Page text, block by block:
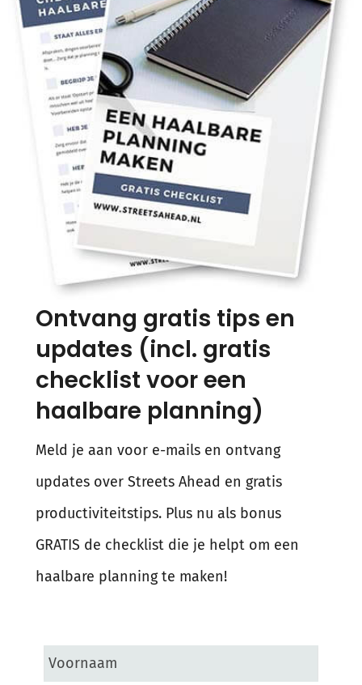
Ontvang gratis tips en
updates (incl. gratis
checklist voor een
haalbare planning)
Meld je aan voor e-mails en ontvang
updates over Streets Ahead en gratis
productiviteitstips. Plus nu als bonus
GRATIS de checklist die je helpt om een
haalbare planning te maken!